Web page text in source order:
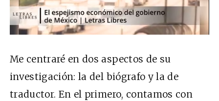
Me centraré en dos aspectos de su
investigación: la del biógrafo y la de
traductor. En el primero, contamos con